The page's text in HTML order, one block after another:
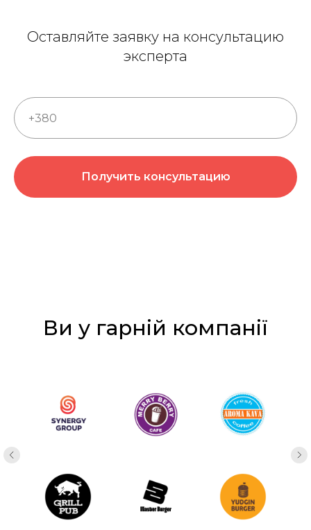
Оставляйте заявку на консультацию
эксперта
Получить консультацию
Ви у гарній компанії